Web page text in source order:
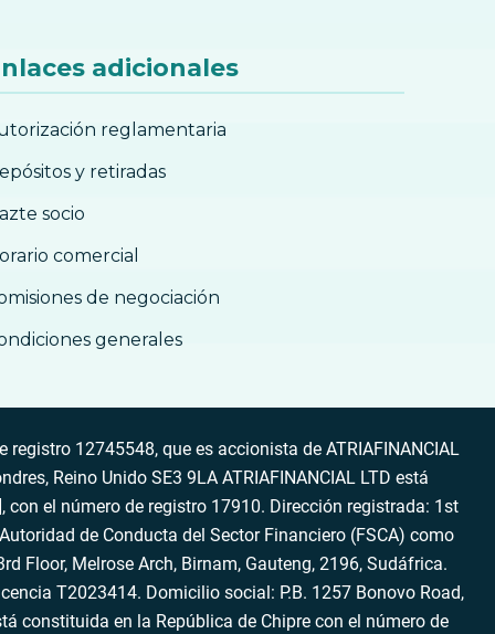
adicionales
reglamentaria
y retiradas
socio
comercial
de negociación
generales
12745548, que es accionista de ATRIAFINANCIAL
Reino Unido SE3 9LA ATRIAFINANCIAL LTD está
el número de registro 17910. Dirección registrada: 1st
de Conducta del Sector Financiero (FSCA) como
Floor, Melrose Arch, Birnam, Gauteng, 2196, Sudáfrica.
T2023414. Domicilio social: P.B. 1257 Bonovo Road,
constituida en la República de Chipre con el número de